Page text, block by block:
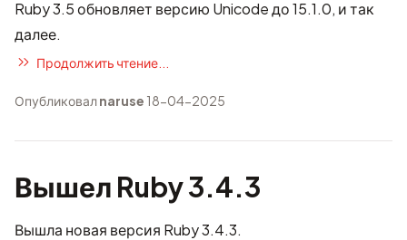
Ruby 3.5 обновляет версию Unicode до 15.1.0, и так
далее.
Продолжить чтение...
Опубликовалnaruse 18-04-2025
Вышел Ruby 3.4.3
Вышла новая версия Ruby 3.4.3.